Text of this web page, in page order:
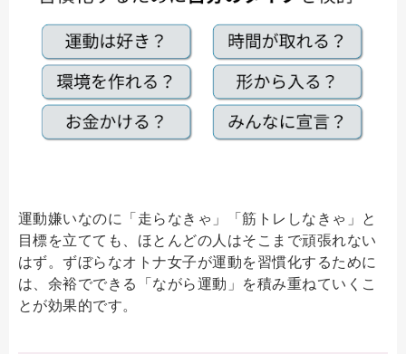
運動嫌いなのに「走らなきゃ」「筋トレしなきゃ」と
目標を立てても、ほとんどの人はそこまで頑張れない
はず。ずぼらなオトナ女子が運動を習慣化するために
は、余裕でできる「ながら運動」を積み重ねていくこ
とが効果的です。